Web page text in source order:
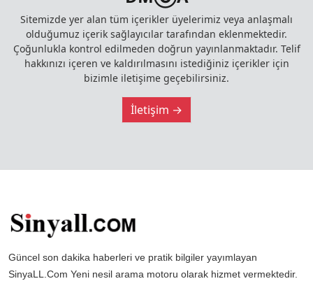
Sitemizde yer alan tüm içerikler üyelerimiz veya anlaşmalı
olduğumuz içerik sağlayıcılar tarafından eklenmektedir.
Çoğunlukla kontrol edilmeden doğrun yayınlanmaktadır. Telif
hakkınızı içeren ve kaldırılmasını istediğiniz içerikler için
bizimle iletişime geçebilirsiniz.
İletişim →
Güncel son dakika haberleri ve pratik bilgiler yayımlayan
SinyaLL.Com Yeni nesil arama motoru olarak hizmet vermektedir.